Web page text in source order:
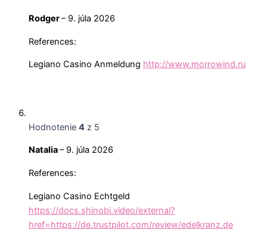
Rodger– 9. júla 2026
References:
Legiano Casino Anmeldung http://www.morrowind.ru
Hodnotenie 4 z 5
Natalia– 9. júla 2026
References:
Legiano Casino Echtgeld
https://docs.shinobi.video/external?
href=https://de.trustpilot.com/review/edelkranz.de